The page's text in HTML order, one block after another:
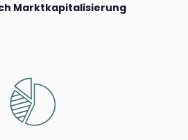
Marktkapitalisierung